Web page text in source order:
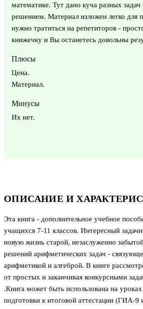
ОПИСАНИЕ И
Эта книга - дополнительное учебное
учащихся 7-11 классов. Интересный
новую жизнь старой, незаслуженно
решений арифметических задач -
арифметикой и алгеброй. В книге
от простых и заканчивая конкурсными
.Книга может быть использована на
подготовки к итоговой аттестации (ГИА-
математике. Тут дано куча разных
решением. Материал изложен легко для
нужно тратиться на репетиторов -
книжечку и Вы останетесь довольны
Плюсы
Цена.
Материал.
Минусы
Их нет.